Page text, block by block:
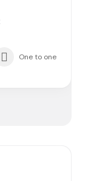
One to one